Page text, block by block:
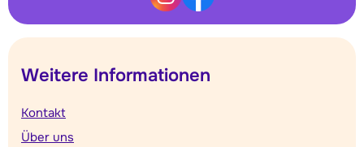
Weitere Informationen
Kontakt
Über uns